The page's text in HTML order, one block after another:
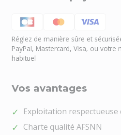
Réglez de manière sûre et
PayPal, Mastercard, Visa, ou
habituel
Vos avantages
Exploitation respectueuse
Charte qualité AFSNN